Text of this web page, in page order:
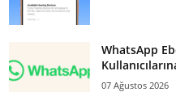
WhatsApp
07 Ağustos 2026